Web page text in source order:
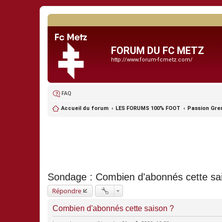
FORUM DU FC METZ
http://www.forum-fcmetz.com/
FAQ
Accueil du forum LES FORUMS 100% FOOT Passion
Sondage : Combien d'abonnés cette
Répondre
Combien d'abonnés cette saison ?